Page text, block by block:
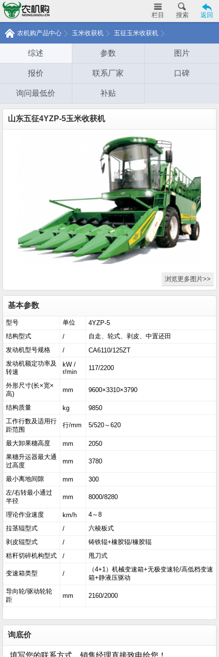
返回
搜索
栏目
农机购产品中心 玉米收获机 五征玉米收获机
综述 参数 图片
报价 联系厂家 口碑
询问最低价 补贴
山东五征4YZP-5玉米收获机
浏览更多图片>>
基本参数
型号 单位
4YZP-5
结构型式
/
自走、轮式、剥皮、中置还田
发动机型号规格
/
CA6110/125ZT
发动机额定功率及
转速
kW /
r/min
117/2200
外形尺寸(长×宽×
高)
mm 9600×3310×3790
结构质量 kg
9850
工作行数及适用行
距范围
行/mm 5/520～620
最大卸果穗高度 mm
2050
果穗升运器最大通
过高度
mm 3780
最小离地间隙 mm
300
左/右转最小通过
半径
mm 8000/8280
理论作业速度 km/h
4～8
拉茎辊型式
/
六棱板式
剥皮辊型式
/
铸铁辊+橡胶辊/橡胶辊
秸秆切碎机构型式
/ 甩刀式
变速箱类型 /
（4+1）机械变速箱+无极变速轮/高低档变速
箱+静液压驱动
导向轮/驱动轮轮
距
mm 2160/2000
询底价